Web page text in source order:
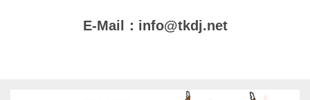
E-Mail： info@tkdj.net